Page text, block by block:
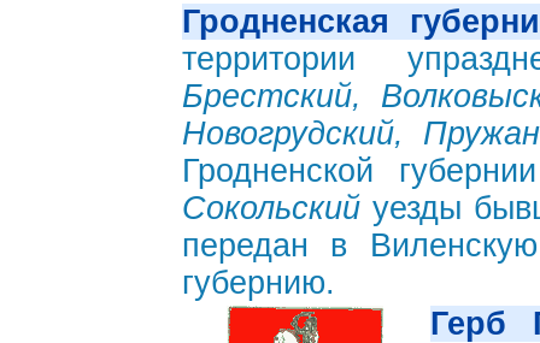
Гродненская
территории
Брестский,
Новогрудский,
Гродненской
Сокольскийуезды
передан в
губернию.
Герб